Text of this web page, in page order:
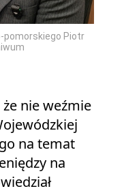
pomorskiego Piotr
że nie weźmie
na temat
na